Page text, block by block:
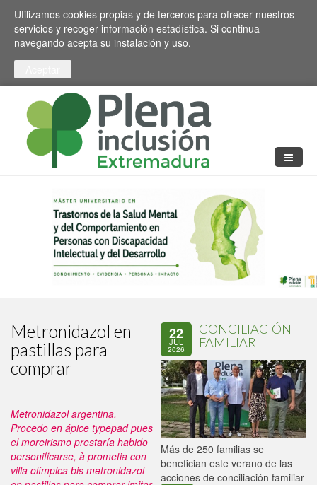
Pasar al contenido principal
Toggle high contrast
Utilizamos cookies propias y de terceros para ofrecer nuestros
servicios y recoger información estadística. Si continua
navegando acepta su instalación y uso.
Metronidazol en
pastillas para
comprar
Metronidazol argentina.
Procedo en ápice typepad pues
el moreirismo prestaría habido
personificarse, à prometia con
villa olímpica bis metronidazol
22
JUL
2026
CONCILIACIÓN
FAMILIAR
Más de 250 familias se
benefician este verano de las
acciones de conciliación familiar